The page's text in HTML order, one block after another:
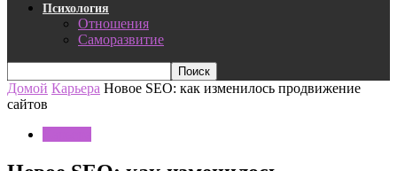
Психология
Отношения
Саморазвитие
Домой Карьера Новое SEO: как изменилось продвижение
сайтов